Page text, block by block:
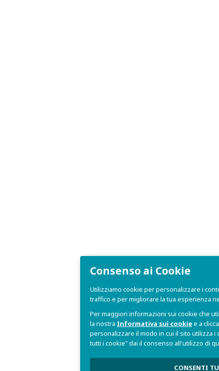
Consenso ai Cookie
Utilizziamo cookie per personalizzare i
traffico e per migliorare la tua esperienza
Per maggiori informazioni sui cookie che
la nostra Informativa sui cookiee a
personalizzare il modo in cui il sito utilizza i
tutti i cookie" dai il consenso all'utilizzo di
CONSENTI